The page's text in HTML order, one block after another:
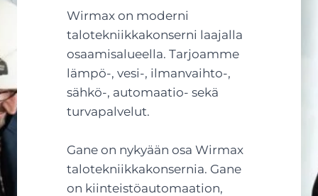
Wirmax on moderni
talotekniikkakonserni laajalla
osaamisalueella. Tarjoamme
lämpö-, vesi-, ilmanvaihto-,
sähkö-, automaatio- sekä
turvapalvelut.
Gane on nykyään osa Wirmax
talotekniikkakonsernia. Gane
on kiinteistöautomaation,